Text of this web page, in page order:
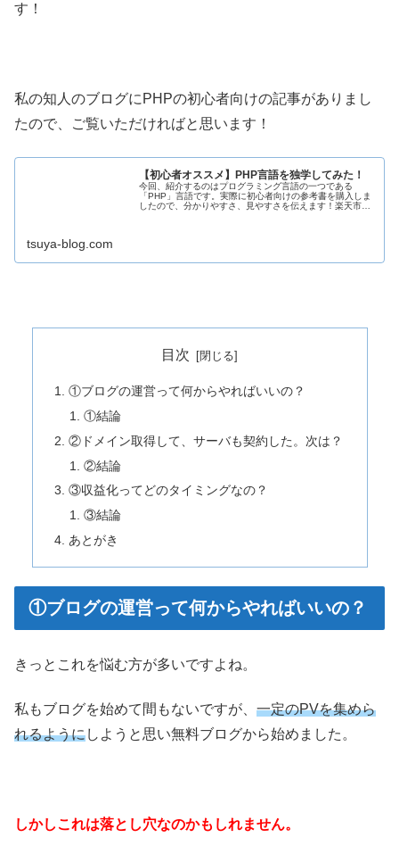
す！
私の知人のブログにPHPの初心者向けの記事がありまし
たので、ご覧いただければと思います！
【初心者オススメ】PHP言語を独学してみた！
今回、紹介するのはプログラミング言語の一つである
「PHP」言語です。実際に初心者向けの参考書を購入しま
したので、分かりやすさ、見やすさを伝えます！楽天市場
tsuya-blog.com
目次
①ブログの運営って何からやればいいの？
①結論
②ドメイン取得して、サーバも契約した。次は？
②結論
③収益化ってどのタイミングなの？
③結論
あとがき
①ブログの運営って何からやればいいの？
きっとこれを悩む方が多いですよね。
私もブログを始めて間もないですが、 一定のPVを集めら
れるようにしようと思い無料ブログから始めました。
しかしこれは落とし穴なのかもしれません。